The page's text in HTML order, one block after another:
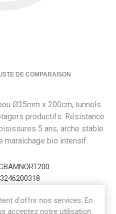
DE COMPARAISON
Ø35mm x 200cm, tunnels
productifs. Résistance
5 ans, arche stable
maraîchage bio intensif.
d'offrir nos services. En
acceptez notre utilisation